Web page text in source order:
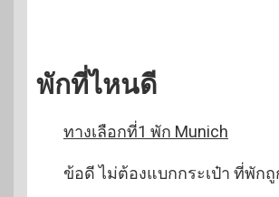
พักที่ไหนดี
ทางเลือกที่1 พัก Munich
ข้อดี ไม่ต้องแบกกระเป๋า ที่พักถู